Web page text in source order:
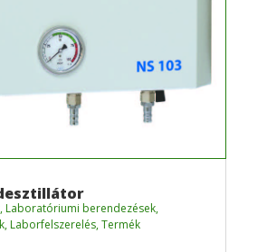
, Laboratóriumi berendezések,
, Laborfelszerelés,Termék